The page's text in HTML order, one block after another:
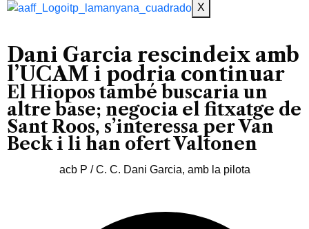
X
Dani Garcia rescindeix amb
l’UCAM i podria continuar
El Hiopos també buscaria un
altre base; negocia el fitxatge de
Sant Roos, s’interessa per Van
Beck i li han ofert Valtonen
acb P / C. C. Dani Garcia, amb la pilota